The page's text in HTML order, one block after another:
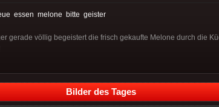
essen melone bitte geister
gerade völlig begeistert die frisch gekaufte Melone durch die
Bilder des Tages